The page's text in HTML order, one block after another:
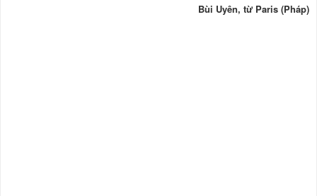
Bùi Uyên, từ Paris (Pháp)